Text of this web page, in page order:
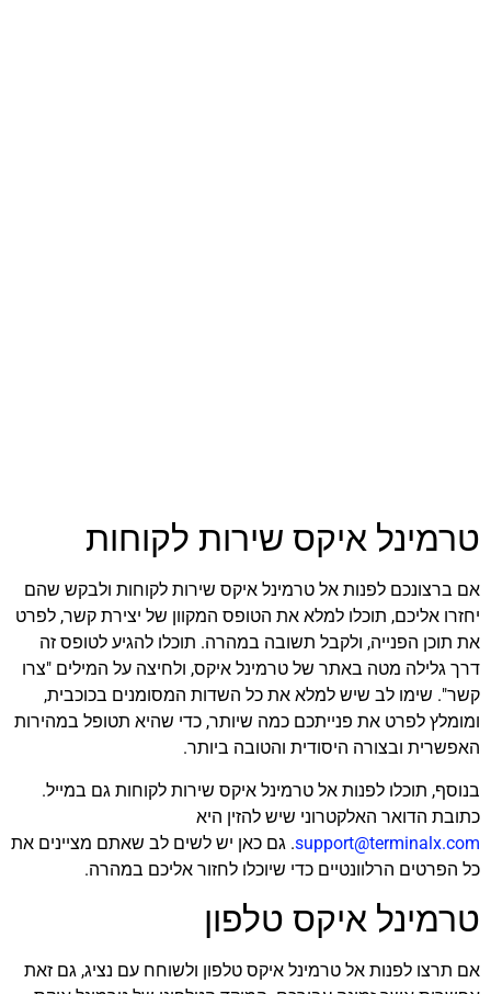
טרמינל איקס שירות לקוחות
אם ברצונכם לפנות אל טרמינל איקס שירות לקוחות ולבקש שהם
יחזרו אליכם, תוכלו למלא את הטופס המקוון של יצירת קשר, לפרט
את תוכן הפנייה, ולקבל תשובה במהרה. תוכלו להגיע לטופס זה
דרך גלילה מטה באתר של טרמינל איקס, ולחיצה על המילים "צרו
קשר". שימו לב שיש למלא את כל השדות המסומנים בכוכבית,
ומומלץ לפרט את פנייתכם כמה שיותר, כדי שהיא תטופל במהירות
האפשרית ובצורה היסודית והטובה ביותר.
בנוסף, תוכלו לפנות אל טרמינל איקס שירות לקוחות גם במייל.
כתובת הדואר האלקטרוני שיש להזין היא
support@terminalx.com. גם כאן יש לשים לב שאתם מציינים את
כל הפרטים הרלוונטיים כדי שיוכלו לחזור אליכם במהרה.
טרמינל איקס טלפון
אם תרצו לפנות אל טרמינל איקס טלפון ולשוחח עם נציג, גם זאת